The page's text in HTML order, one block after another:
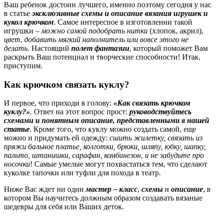
Ваш ребенок достоин лучшего, именно поэтому сегодня у нас
в статьеэксклюзивные схемы и описание вязания игрушек и
кукол крючком. Самое интересное в изготовлении такой
игрушки – можно самой подобрать нитки (хлопок, акрил),
цвет, добавить мягкий наполнитель или вовсе этого не
делать. Настоящий полет фантазии, который поможет Вам
раскрыть Ваш потенциал и творческие способности! Итак,
приступим.
Как крючком связать куклу?
И первое, что приходи в голову: «Как связать крючком
куклу?». Ответ на этот вопрос прост: руководствуйтесь
схемами и понятным описание, представленными в нашей
статье. Кроме того, что куклу можно создать самой, еще
можно и придумать ей одежду: сшить жилетку, связать из
пряжи бальное платье, колготки, брюки, шляпу, юбку, шапку,
пальто, штанишки, сарафан, комбинезон, и не забудьте про
носочки! Самые умелые могут похвастаться тем, что сделают
куколке тапочки или туфли для похода в театр.
Ниже Вас ждет ни одинмастер – класс, схемы и описание, в
котором Вы научитесь должным образом создавать вязаные
шедевры для себя или Ваших деток.